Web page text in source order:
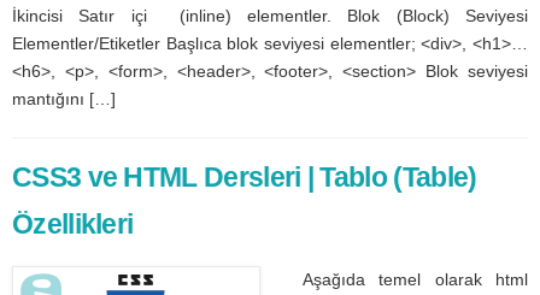
İkincisi Satır içi (inline) elementler. Blok (Block) Seviyesi
Elementler/Etiketler Başlıca blok seviyesi elementler; <div>, <h1>…
<h6>, <p>, <form>, <header>, <footer>, <section> Blok seviyesi
mantığını […]
CSS3 ve HTML Dersleri | Tablo (Table)
Özellikleri
Aşağıda temel olarak html